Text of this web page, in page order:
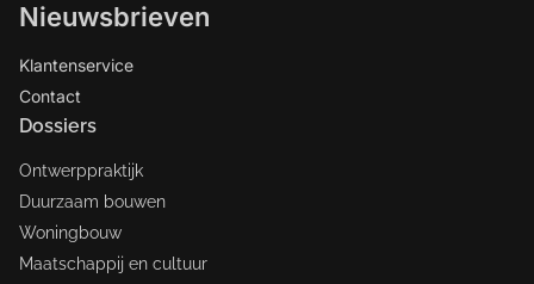
Nieuwsbrieven
Klantenservice
Contact
Dossiers
Ontwerppraktijk
Duurzaam bouwen
Woningbouw
Maatschappij en cultuur